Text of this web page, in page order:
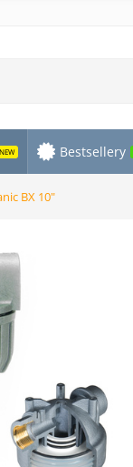
NEW Bestsellery
BX 10"